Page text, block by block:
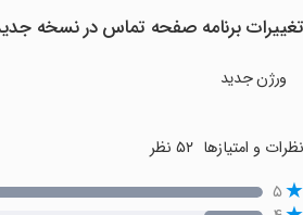
تغییرات برنامه صفحه تماس در نسخه
ورژن جدید
نظرات و امتیازها ۵۲ نظر
۵